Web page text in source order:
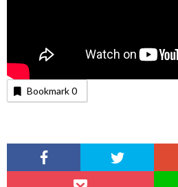
Bookmark0